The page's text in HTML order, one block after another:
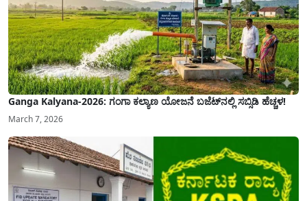
Ganga Kalyana-2026: ಗಂಗಾ ಕಲ್ಯಾಣ ಯೋಜನೆ ಬಜೆಟ್‌ನಲ್ಲಿ ಸಬ್ಸಿಡಿ ಹೆಚ್ಚಳ!
March 7, 2026